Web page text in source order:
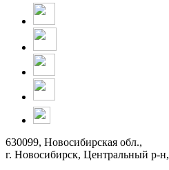
630099, Новосибирская обл.,
г. Новосибирск, Центральный р-н,